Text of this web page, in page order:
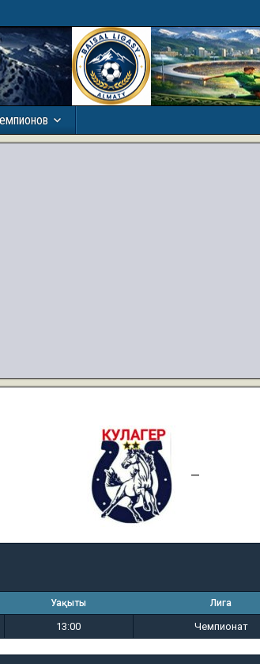
—
Уақыты Лига
13:00 Чемпионат